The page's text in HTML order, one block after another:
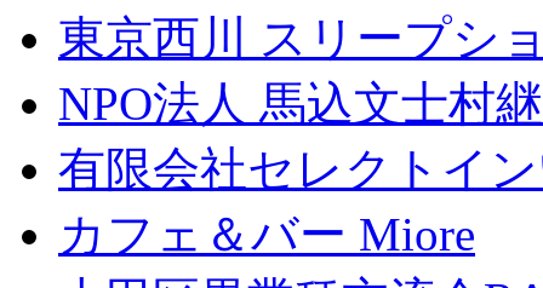
東京西川 スリープシ
NPO法人 馬込文士村
有限会社セレクトイ
カフェ＆バー Miore